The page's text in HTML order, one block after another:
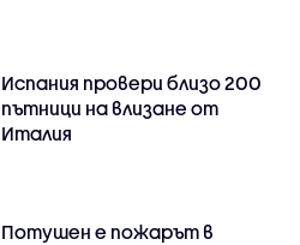
Испания провери близо 200
пътници на влизане от
Италия
Потушен е пожарът в